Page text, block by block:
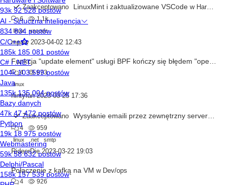
Zaakceptowano LinuxMint i zaktualizowane VSCode w Hardware/Software
6
1.1k
linux
vscode
mpaw 2023-04-02 12:43
4
873
linux
nintyfan 2023-03-25 17:36
Zaakceptowano Wysyłanie emaili przez zewnętrzny server SMTP
4
959
linux
.net smtp
RideorDie 2023-03-22 19:03
Połączenie z kafką na VM w Dev/ops
4
926